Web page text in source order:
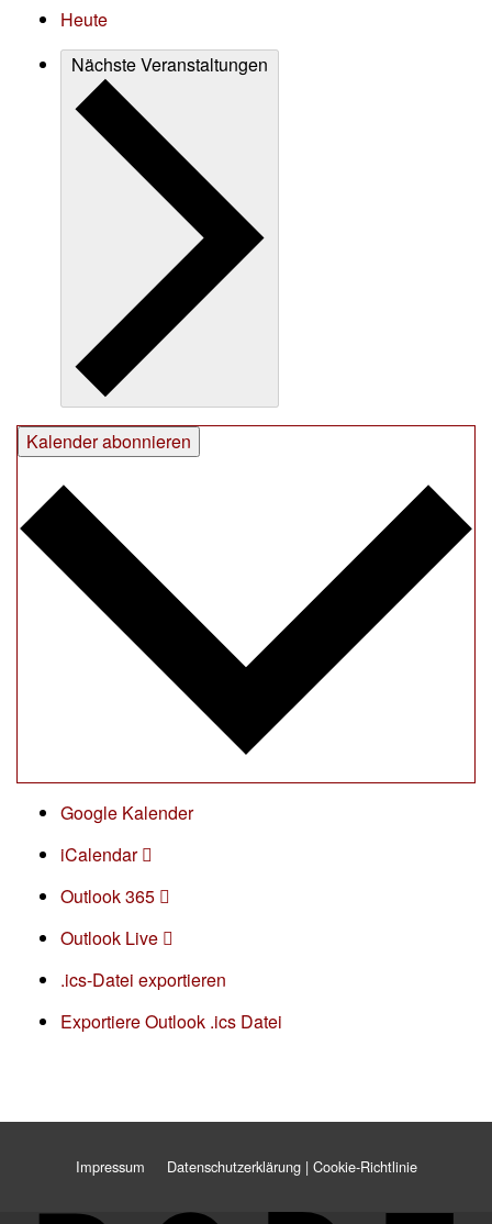
Heute
NächsteVeranstaltungen
Kalender abonnieren
Google Kalender
iCalendar
Outlook 365
Outlook Live
.ics-Datei exportieren
Exportiere Outlook .ics Datei
Impressum Datenschutzerklärung | Cookie-Richtlinie